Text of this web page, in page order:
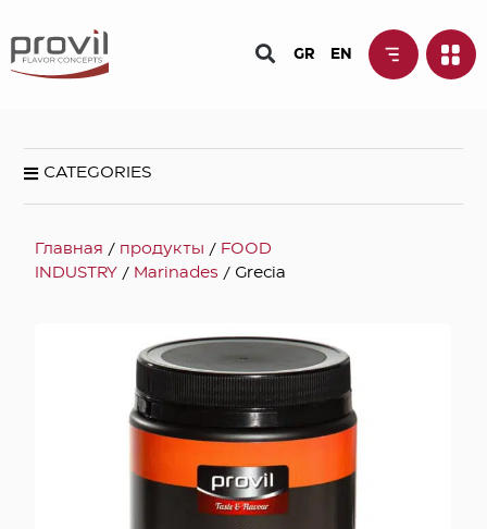
GR EN
CATEGORIES
Главная / продукты / FOOD
INDUSTRY / Marinades / Grecia